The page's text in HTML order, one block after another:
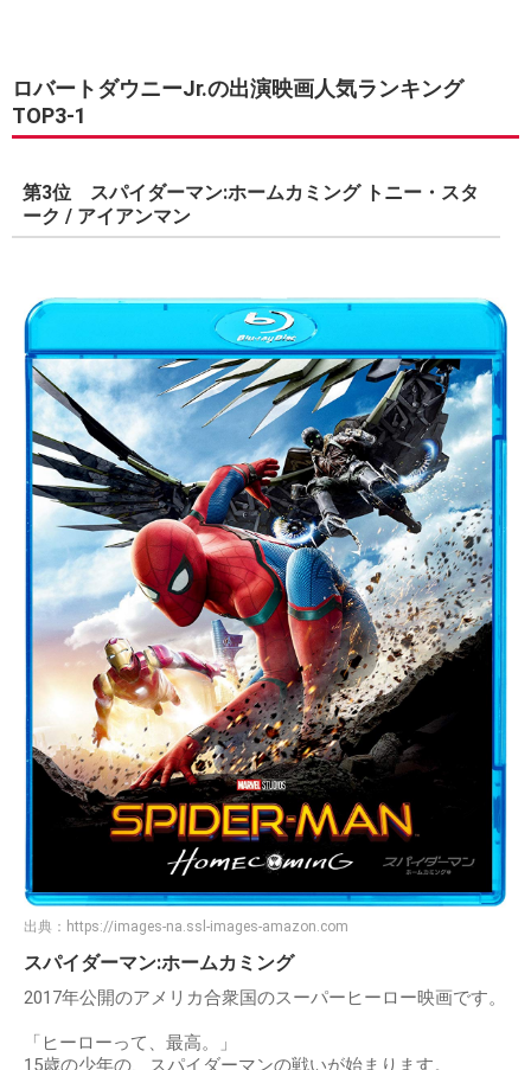
ロバートダウニーJr.の出演映画人気ランキング
TOP3-1
第3位 スパイダーマン:ホームカミング トニー・スタ
ーク / アイアンマン
出典： https://images-na.ssl-images-amazon.com
スパイダーマン:ホームカミング
2017年公開のアメリカ合衆国のスーパーヒーロー映画です。
「ヒーローって、最高。」
15歳の少年の、スパイダーマンの戦いが始まります。